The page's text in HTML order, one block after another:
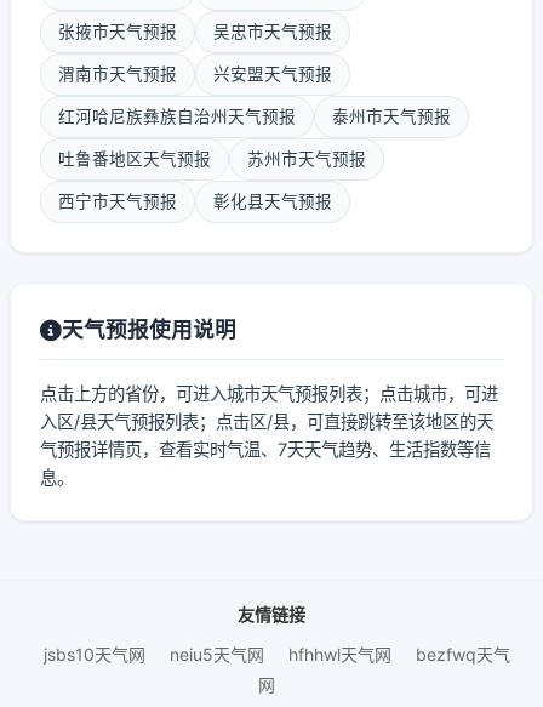
张掖市天气预报 吴忠市天气预报
渭南市天气预报 兴安盟天气预报
红河哈尼族彝族自治州天气预报 泰州市天气预报
吐鲁番地区天气预报 苏州市天气预报
西宁市天气预报 彰化县天气预报
天气预报使用说明
点击上方的省份，可进入城市天气预报列表；点击城市，可进
入区/县天气预报列表；点击区/县，可直接跳转至该地区的天
气预报详情页，查看实时气温、7天天气趋势、生活指数等信
息。
友情链接
jsbs10天气网
neiu5天气网 hfhhwl天气网
bezfwq天气
网